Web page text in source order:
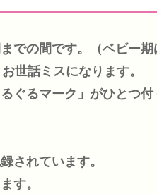
での間です。（ベビー期
世話ミスになります。
ぐるマーク」がひとつ
されています。
す。